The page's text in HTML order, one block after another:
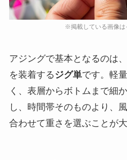
アジングで基本となるのは
を装着する ジグ単です。軽
く、表層からボトムまで細
し、時間帯そのものより、
合わせて重さを選ぶことが大